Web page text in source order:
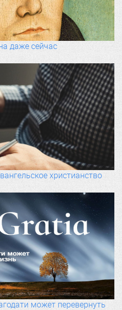
даже сейчас
христианство
может перевернуть